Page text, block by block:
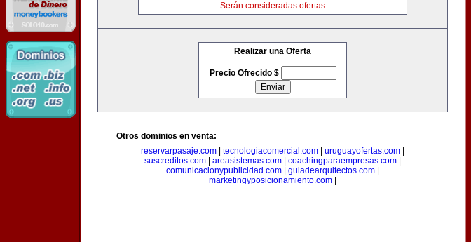
Serán consideradas ofertas
Realizar una Oferta
Precio Ofrecido $
Otros dominios en venta:
reservarpasaje.com
tecnologiacomercial.com uruguayofertas.com
suscreditos.com
areasistemas.com coachingparaempresas.com
comunicacionypublicidad.com
guiadearquitectos.com
marketingyposicionamiento.com